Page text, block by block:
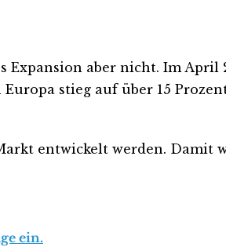
Expansion aber nicht. Im April
stieg auf über 15
entwickelt werden. Damit
ein.